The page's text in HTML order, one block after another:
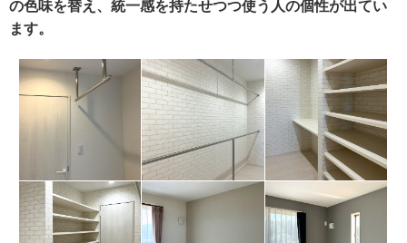
の色味を替え、統一感を持たせつつ使う人の個性が出てい
ます。